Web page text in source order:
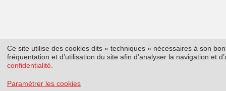
Ce site utilise des cookies dits « techniques » nécessaires à son
fréquentation et d’utilisation du site afin d’analyser la navigation et
confidentialité
Paramétrer les cookies